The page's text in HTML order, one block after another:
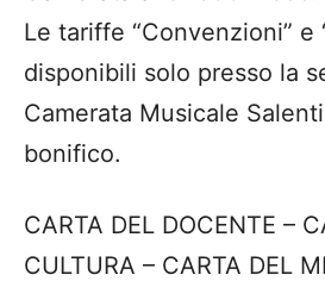
Le tariffe “Convenzioni” e
disponibili solo presso la
Camerata Musicale
bonifico.
CARTA DEL DOCENTE –
CULTURA – CARTA DEL